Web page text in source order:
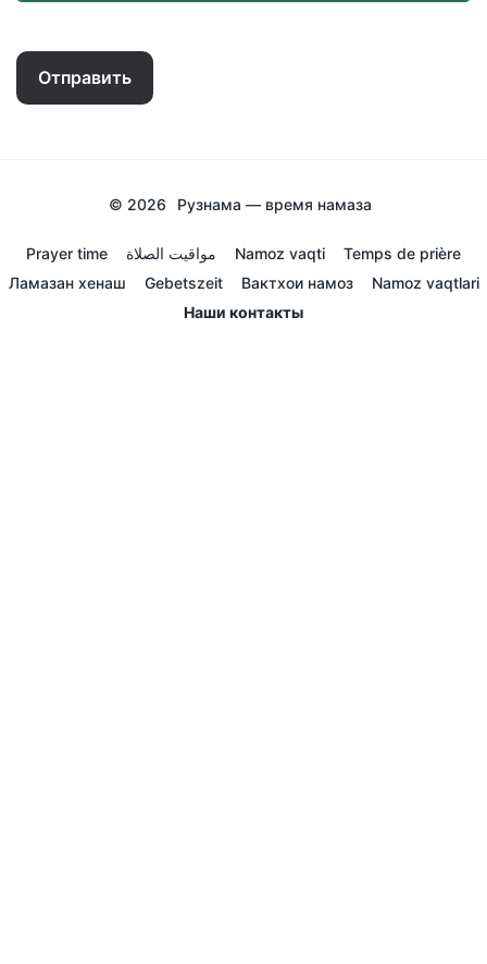
Отправить
© 2026 Рузнама — время намаза
Prayer time مواقيت الصلاة Namoz vaqti
Temps de prière
Ламазан хенаш
Gebetszeit Вактхои намоз
Namoz vaqtlari
Наши контакты